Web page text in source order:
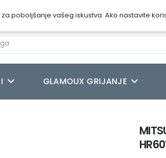
GLAMOUX GRIJANJE
poboljšanje vašeg iskustva. Ako nastavite